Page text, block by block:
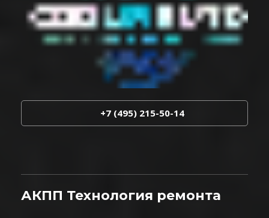
+7 (495) 215-50-14
АКПП Технология ремонта